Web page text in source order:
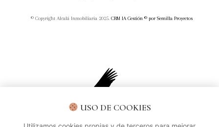
© Copyright Alcalá Inmobiliaria 2025. CRM IA Gestión ©por Semilla Proyectos
USO DE COOKIES